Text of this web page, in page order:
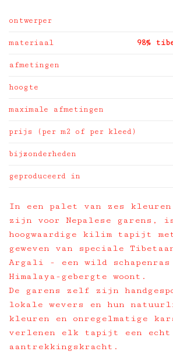
ontwerper
materiaal 98%
afmetingen
hoogte
maximale afmetingen
prijs (per m2 of per kleed)
bijzonderheden
geproduceerd in
In een palet van zes
zijn voor Nepalese garens,
hoogwaardige kilim tapijt
geweven van speciale
Argali - een wild
Himalaya-gebergte woont.
De garens zelf zijn
lokale wevers en hun
kleuren en onregelmatige
verlenen elk tapijt een
aantrekkingskracht.